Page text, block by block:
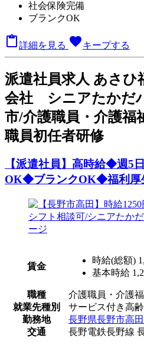
社会保険完備
ブランクOK
詳細を見る favoriteキープする
派遣社員求人 あさひ
会社 シニアたかだ
市/介護職員・介護福
職員初任者研修
【派遣社員】高時給◆週5
OK◆ブランクOK◆福利
賃金
時給(総額)
基本時給
職種
介護職員・介護
就業先種別
サービス付き高
勤務地
長野県長野市高田
交通
長野電鉄長野線